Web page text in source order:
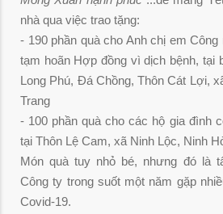
nhà qua việc trao tặng:
- 190 phần quà cho Anh chị em
tạm hoãn Hợp đồng vì dịch bệnh, tại
Long Phú, Đá Chồng, Thôn Cát Lợi,
Trang
- 100 phần quà cho các hộ gia đình
tại Thôn Lệ Cam, xã Ninh Lộc, Ninh
Món quà tuy nhỏ bé, nhưng đó là
Công ty trong suốt một năm gặp
Covid-19.